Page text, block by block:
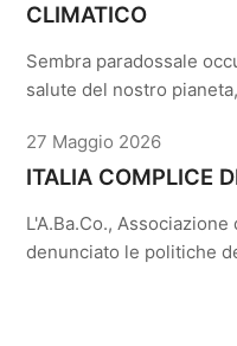
CLIMATICO
Sembra paradossale
salute del nostro
27 Maggio 2026
ITALIA COMPLICE
L'A.Ba.Co.,
denunciato le politiche